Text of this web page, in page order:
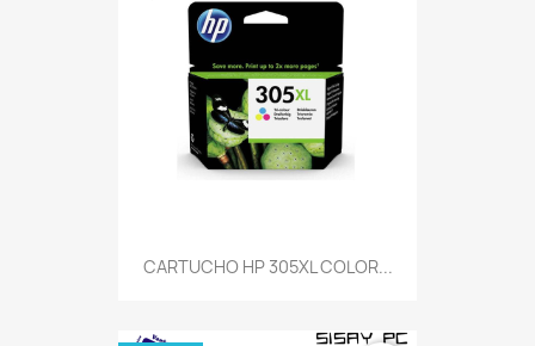
CARTUCHO HP 305XL COLOR...